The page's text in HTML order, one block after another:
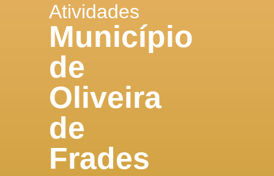
Atividades
Município
de
Oliveira
de
Frades